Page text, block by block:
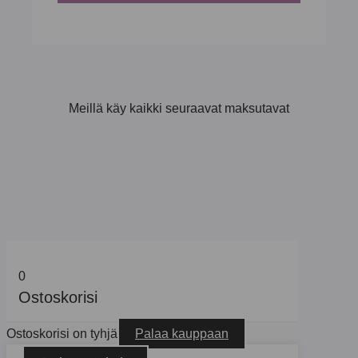
Meillä käy kaikki seuraavat maksutavat
0
Ostoskorisi
Ostoskorisi on tyhjä Palaa kauppaan